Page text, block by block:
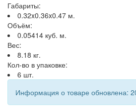
Габариты:
0.32x0.36x0.47 м.
Объём:
0.05414 куб. м.
Вес:
8.18 кг.
Кол-во в упаковке:
6 шт.
Информация о товаре обновлена: